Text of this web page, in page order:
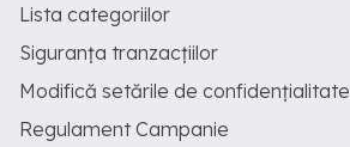
Lista categoriilor
Siguranța tranzacțiilor
Modifică setările de confidențialitate
Regulament Campanie